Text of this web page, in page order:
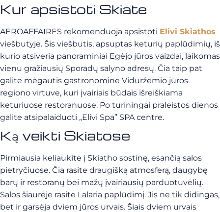
Kur apsistoti Skiate
AEROAFFAIRES rekomenduoja apsistoti Elivi Skiathos
viešbutyje. Šis viešbutis, apsuptas keturių paplūdimių, iš
kurio atsiveria panoraminiai Egėjo jūros vaizdai, laikomas
vienu gražiausių Sporadų salyno adresų. Čia taip pat
galite mėgautis gastronomine Viduržemio jūros
regiono virtuve, kuri įvairiais būdais išreiškiama
keturiuose restoranuose. Po turiningai praleistos dienos
galite atsipalaiduoti „Elivi Spa” SPA centre.
Ką veikti Skiatose
Pirmiausia keliaukite į Skiatho sostinę, esančią salos
pietryčiuose. Čia rasite draugišką atmosferą, daugybę
barų ir restoranų bei mažų įvairiausių parduotuvėlių.
Salos šiaurėje rasite Lalaria paplūdimį. Jis ne tik didingas,
bet ir garsėja dviem jūros urvais. Šiais dviem urvais